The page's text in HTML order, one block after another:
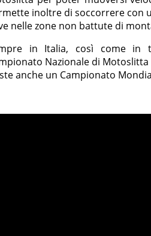
inoltre di soccorrere con
nelle zone non battute di
in Italia, così come in
Nazionale di Motoslitta
anche un Campionato